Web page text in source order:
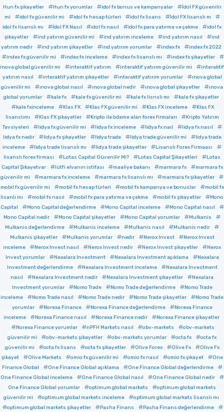
Hun fx şikayetler
Hun fx yorumlar idol fx bonus ve kampanyalar
İdol FX güvenilir
mi
idol fx güvenilir mi idol fx hesap türleri idol fx lisans
İdol FX lisanslı m
idol fx lisanslı mı
İdol FX Nasıl idol fx nasıl idol fx para yatırma ve çekme
idol fx
şikayetler
ind yatırım güvenilir mi ind yatırım inceleme ind yatırım nasıl
ind
yatırım nedir
ind yatırım şikayetler ind yatırım yorumlar index fx
index fx 2022
index fx güvenilir mi
index fx inceleme index fx lisanslı mı
index fx şikayetler
inova global güvenilir mi
interaktif yatırım interaktif yatırım güvenilir mi
interaktif
yatırım nasıl
interaktif yatırım şikayetler interaktif yatırım yorumlar
ınova global
güvenilir mi
ınova global nasıl ınova global nedir ınova global şikayetler
ınova
global yorumlar
kale fx kale fx güvenilir mi kale fx lisnslı mı
kale fx şikayetler
kale fxinceleme
Klas FX Klas FX güvenilir mi Klas FX inceleme
Klas FX
lisanslımı
Klas FX şikayetler Kripto ile ödeme alan forex firmaları
Kripto Yatırım
Tavsiyeleri
lidya fx güvenilir mi lidya fx inceleme lidya fx naıl
lidya fx nasıl
lidya fx nedir
lidya fx şikayetler lidya trade lidya trade güvenilir mi
lidya trade
inceleme
lidya trade lisanslı mı lidya trade şikayetler
Lisanslı Forex Firmaası
lisanslı forex firması
Lotas Capital Güvenilir Mi? Lotas Capital Şikayetleri
Lotas
Capital Şikayetvar
lütfi elvanın istifası maaliye bakanı marmara fx
marmara fx
güvenilir mi
marmara fx inceleme marmara fx lisanslı mı
marmara fx şikayetler
mobil fx güvenilir mi
mobil fx hesap türleri mobil fx kampanya ve bonuslar
mobil fx
lisanlı mı
mobil fx nasıl mobil fx para yatırma ve çekme mobil fx şikayetler
Mono
Capital
Mono Capital değerlendirme Mono Capital inceleme
Mono Capital nasıl
Mono Capital nedir
Mono Capital şikayetler Mono Capital yorumlar
Mulkanis
Mulkanis değerlendirme
Mulkanis inceleme Mulkanis nasıl
Mulkanis nedir
Mulkanis şikayetler
Mulkanis yorumlar nedir Nerox Invest
Nerox Invest
inceleme
Nerox Invest nasıl Nerox Invest nedir Nerox Invest şikayetler
Nerox
Invest yorumlar
Nexalara Investment Nexalara Investment açıklama
Nexalara
Investment değerlendirme
Nexalara Investment inceleme
Nexalara Investment
nasıl
Nexalara Investment nedir Nexalara Investment şikayetler
Nexalara
Investment yorumlar
Nomo Trade Nomo Trade değerlendirme
Nomo Trade
inceleme
Nomo Trade nasıl Nomo Trade nedir Nomo Trade şikayetler
Nomo Trade
yorumlar
Norexa Finance Norexa Finance değerlendirme
Norexa Finance
inceleme
Norexa Finance nasıl Norexa Finance nedir
Norexa Finance şikayetler
Norexa Finance yorumlar
nPFH Markets nasıl obv-markets
obv-markets
güvenilir mi
obv-markets şikayetler obv-markets yorumlar octa fx
octa fx
güvenilir mi
octa fx lisans octa fx şikayetler Olive Forex Olive Fx
Olive Fx
şikayet
Olive Markets omio fx güvenilir mi omio fx nasıl omio fx şikayet
One
Finance Global
One Finance Global açıklama
One Finance Global değerlendirme
One Finance Global inceleme
One Finance Global nasıl
One Finance Global nedir
One Finance Global yorumlar
optimum global markets
optimum global markets
güvenilir mi
optimum global markets inceleme
optimum global markets lisanslı mı
optimum global markets şikayetler
Pasha Finans
Pasha Finans değerlendirme